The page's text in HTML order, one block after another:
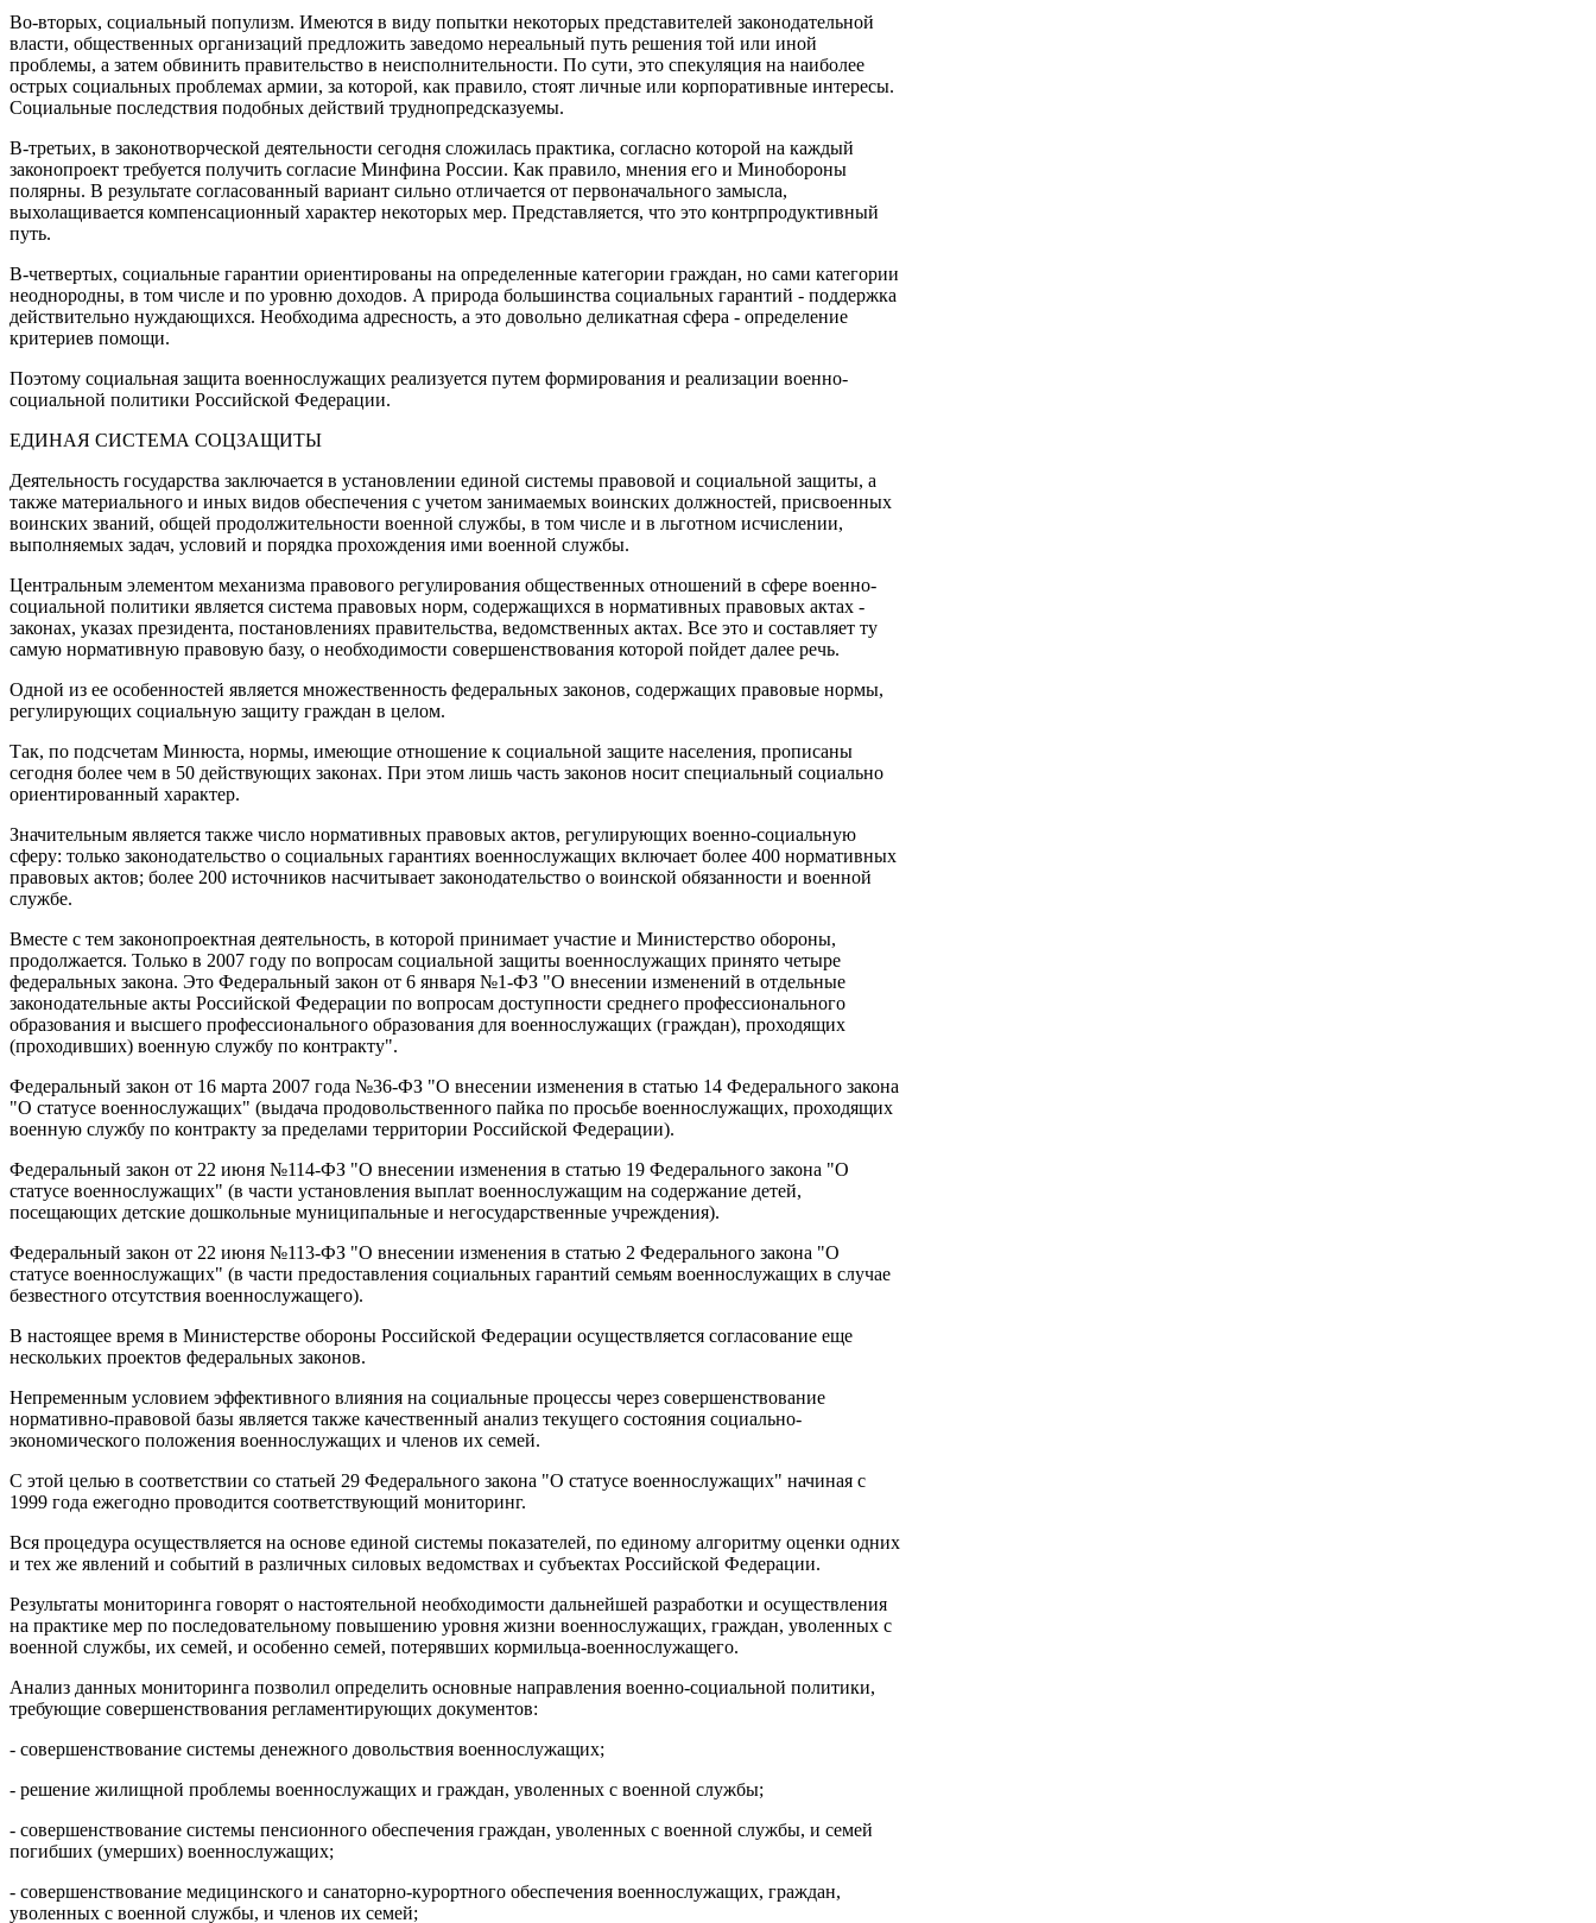
Во-вторых, социальный популизм. Имеются в виду попытки некоторых представителей законодательной
власти, общественных организаций предложить заведомо нереальный путь решения той или иной
проблемы, а затем обвинить правительство в неисполнительности. По сути, это спекуляция на наиболее
острых социальных проблемах армии, за которой, как правило, стоят личные или корпоративные интересы.
Социальные последствия подобных действий труднопредсказуемы.
В-третьих, в законотворческой деятельности сегодня сложилась практика, согласно которой на каждый
законопроект требуется получить согласие Минфина России. Как правило, мнения его и Минобороны
полярны. В результате согласованный вариант сильно отличается от первоначального замысла,
выхолащивается компенсационный характер некоторых мер. Представляется, что это контрпродуктивный
путь.
В-четвертых, социальные гарантии ориентированы на определенные категории граждан, но сами категории
неоднородны, в том числе и по уровню доходов. А природа большинства социальных гарантий - поддержка
действительно нуждающихся. Необходима адресность, а это довольно деликатная сфера - определение
критериев помощи.
Поэтому социальная защита военнослужащих реализуется путем формирования и реализации военно-
социальной политики Российской Федерации.
ЕДИНАЯ СИСТЕМА СОЦЗАЩИТЫ
Деятельность государства заключается в установлении единой системы правовой и социальной защиты, а
также материального и иных видов обеспечения с учетом занимаемых воинских должностей, присвоенных
воинских званий, общей продолжительности военной службы, в том числе и в льготном исчислении,
выполняемых задач, условий и порядка прохождения ими военной службы.
Центральным элементом механизма правового регулирования общественных отношений в сфере военно-
социальной политики является система правовых норм, содержащихся в нормативных правовых актах -
законах, указах президента, постановлениях правительства, ведомственных актах. Все это и составляет ту
самую нормативную правовую базу, о необходимости совершенствования которой пойдет далее речь.
Одной из ее особенностей является множественность федеральных законов, содержащих правовые нормы,
регулирующих социальную защиту граждан в целом.
Так, по подсчетам Минюста, нормы, имеющие отношение к социальной защите населения, прописаны
сегодня более чем в 50 действующих законах. При этом лишь часть законов носит специальный социально
ориентированный характер.
Значительным является также число нормативных правовых актов, регулирующих военно-социальную
сферу: только законодательство о социальных гарантиях военнослужащих включает более 400 нормативных
правовых актов; более 200 источников насчитывает законодательство о воинской обязанности и военной
службе.
Вместе с тем законопроектная деятельность, в которой принимает участие и Министерство обороны,
продолжается. Только в 2007 году по вопросам социальной защиты военнослужащих принято четыре
федеральных закона. Это Федеральный закон от 6 января №1-ФЗ "О внесении изменений в отдельные
законодательные акты Российской Федерации по вопросам доступности среднего профессионального
образования и высшего профессионального образования для военнослужащих (граждан), проходящих
(проходивших) военную службу по контракту".
Федеральный закон от 16 марта 2007 года №36-ФЗ "О внесении изменения в статью 14 Федерального закона
"О статусе военнослужащих" (выдача продовольственного пайка по просьбе военнослужащих, проходящих
военную службу по контракту за пределами территории Российской Федерации).
Федеральный закон от 22 июня №114-ФЗ "О внесении изменения в статью 19 Федерального закона "О
статусе военнослужащих" (в части установления выплат военнослужащим на содержание детей,
посещающих детские дошкольные муниципальные и негосударственные учреждения).
Федеральный закон от 22 июня №113-ФЗ "О внесении изменения в статью 2 Федерального закона "О
статусе военнослужащих" (в части предоставления социальных гарантий семьям военнослужащих в случае
безвестного отсутствия военнослужащего).
В настоящее время в Министерстве обороны Российской Федерации осуществляется согласование еще
нескольких проектов федеральных законов.
Непременным условием эффективного влияния на социальные процессы через совершенствование
нормативно-правовой базы является также качественный анализ текущего состояния социально-
экономического положения военнослужащих и членов их семей.
С этой целью в соответствии со статьей 29 Федерального закона "О статусе военнослужащих" начиная с
1999 года ежегодно проводится соответствующий мониторинг.
Вся процедура осуществляется на основе единой системы показателей, по единому алгоритму оценки одних
и тех же явлений и событий в различных силовых ведомствах и субъектах Российской Федерации.
Результаты мониторинга говорят о настоятельной необходимости дальнейшей разработки и осуществления
на практике мер по последовательному повышению уровня жизни военнослужащих, граждан, уволенных с
военной службы, их семей, и особенно семей, потерявших кормильца-военнослужащего.
Анализ данных мониторинга позволил определить основные направления военно-социальной политики,
требующие совершенствования регламентирующих документов:
- совершенствование системы денежного довольствия военнослужащих;
- решение жилищной проблемы военнослужащих и граждан, уволенных с военной службы;
- совершенствование системы пенсионного обеспечения граждан, уволенных с военной службы, и семей
погибших (умерших) военнослужащих;
- совершенствование медицинского и санаторно-курортного обеспечения военнослужащих, граждан,
уволенных с военной службы, и членов их семей;